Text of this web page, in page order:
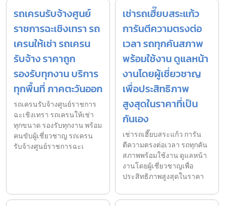
รถเครนรับจ้างศูนย์
ราชการฉะเชิงเทรา รถ
เครนให้เช่า รถเครน
รับจ้าง ราคาถูก
รองรับทุกงาน บริการ
ทุกพื้นที่ ภาคตะวันออก
รถเครนรับจ้างศูนย์ราชการ
ฉะเชิงเทรา รถเครนให้เช่า
ทุกขนาด รองรับทุกงาน พร้อม
คนขับผู้เชี่ยวชาญ รถเครน
รับจ้างศูนย์ราชการฉะเ
เช่ารถเฮี๊ยบสระแก้ว
การันตีความตรงต่อ
เวลา รถทุกคันสภาพ
พร้อมใช้งาน ดูแลหน้า
งานโดยผู้เชี่ยวชาญ
เพื่อประสิทธิภาพ
สูงสุดในราคาที่เป็น
กันเอง
เช่ารถเฮี๊ยบสระแก้ว การัน
ตีความตรงต่อเวลา รถทุกคัน
สภาพพร้อมใช้งาน ดูแลหน้า
งานโดยผู้เชี่ยวชาญเพื่อ
ประสิทธิภาพสูงสุดในราคา